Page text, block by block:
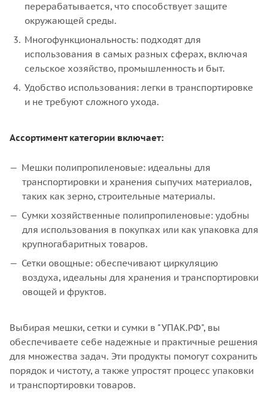
перерабатывается, что способствует защите
окружающей среды.
Многофункциональность: подходят для
использования в самых разных сферах, включая
сельское хозяйство, промышленность и быт.
Удобство использования: легки в транспортировке
и не требуют сложного ухода.
Ассортимент категории включает:
Мешки полипропиленовые: идеальны для
транспортировки и хранения сыпучих материалов,
таких как зерно, строительные материалы.
Сумки хозяйственные полипропиленовые: удобны
для использования в покупках или как упаковка для
крупногабаритных товаров.
Сетки овощные: обеспечивают циркуляцию
воздуха, идеальны для хранения и транспортировки
овощей и фруктов.
Выбирая мешки, сетки и сумки в "УПАК.РФ", вы
обеспечиваете себе надежные и практичные решения
для множества задач. Эти продукты помогут сохранить
порядок и чистоту, а также упростят процесс упаковки
и транспортировки товаров.